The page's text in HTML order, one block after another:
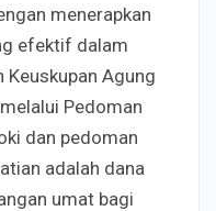
menerapkan
efektif dalam
Keuskupan Agung
Pedoman
dan pedoman
adalah dana
umat bagi